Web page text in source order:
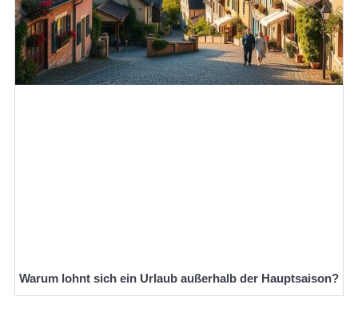
Warum lohnt sich ein Urlaub außerhalb der Hauptsaison?